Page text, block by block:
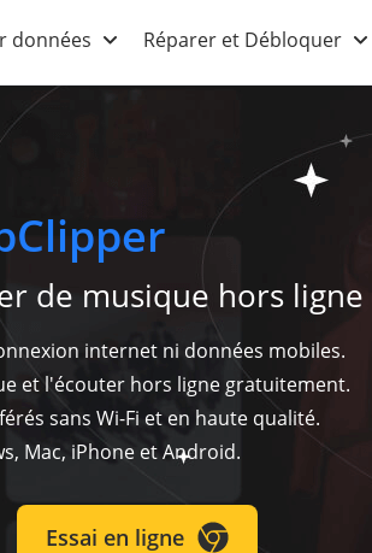
données Réparer et Débloquer
de musique hors ligne
internet ni données mobiles.
et l'écouter hors ligne gratuitement.
sans Wi-Fi et en haute qualité.
Mac, iPhone et Android.
Essai en ligne